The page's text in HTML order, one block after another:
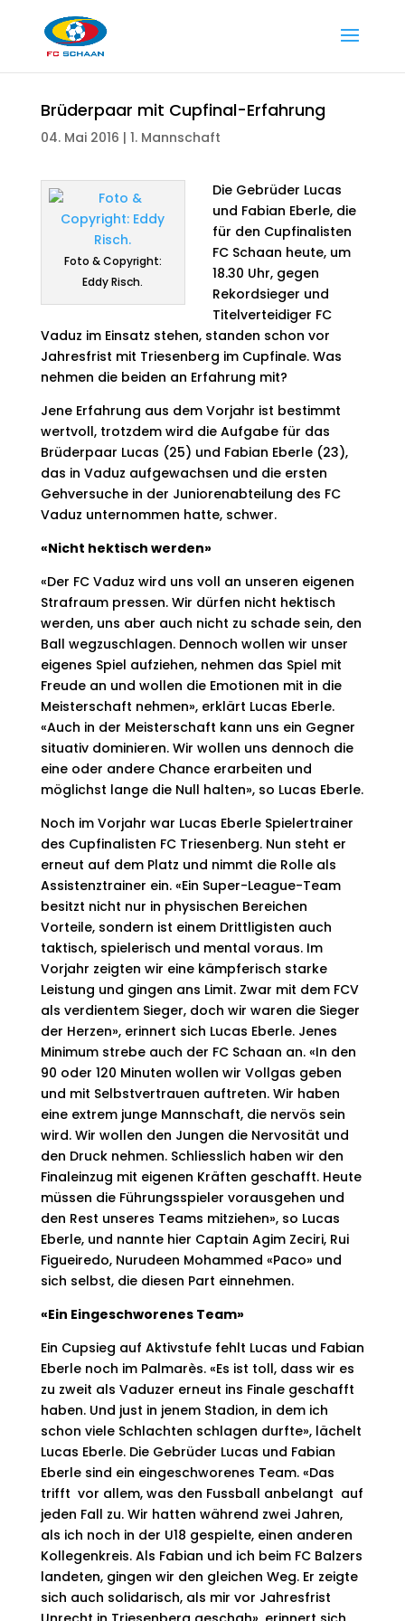
Brüderpaar mit Cupfinal-Erfahrung
04. Mai 2016 | 1. Mannschaft
Foto & Copyright:
Eddy Risch.
Die Gebrüder Lucas
und Fabian Eberle, die
für den Cupfinalisten
FC Schaan heute, um
18.30 Uhr, gegen
Rekordsieger und
Titelverteidiger FC
Vaduz im Einsatz stehen, standen schon vor
Jahresfrist mit Triesenberg im Cupfinale. Was
nehmen die beiden an Erfahrung mit?
Jene Erfahrung aus dem Vorjahr ist bestimmt
wertvoll, trotzdem wird die Aufgabe für das
Brüderpaar Lucas (25) und Fabian Eberle (23),
das in Vaduz aufgewachsen und die ersten
Gehversuche in der Juniorenabteilung des FC
Vaduz unternommen hatte, schwer.
«Nicht hektisch werden»
«Der FC Vaduz wird uns voll an unseren eigenen
Strafraum pressen. Wir dürfen nicht hektisch
werden, uns aber auch nicht zu schade sein, den
Ball wegzuschlagen. Dennoch wollen wir unser
eigenes Spiel aufziehen, nehmen das Spiel mit
Freude an und wollen die Emotionen mit in die
Meisterschaft nehmen», erklärt Lucas Eberle.
«Auch in der Meisterschaft kann uns ein Gegner
situativ dominieren. Wir wollen uns dennoch die
eine oder andere Chance erarbeiten und
möglichst lange die Null halten», so Lucas Eberle.
Noch im Vorjahr war Lucas Eberle Spielertrainer
des Cupfinalisten FC Triesenberg. Nun steht er
erneut auf dem Platz und nimmt die Rolle als
Assistenztrainer ein. «Ein Super-League-Team
besitzt nicht nur in physischen Bereichen
Vorteile, sondern ist einem Drittligisten auch
taktisch, spielerisch und mental voraus. Im
Vorjahr zeigten wir eine kämpferisch starke
Leistung und gingen ans Limit. Zwar mit dem FCV
als verdientem Sieger, doch wir waren die Sieger
der Herzen», erinnert sich Lucas Eberle. Jenes
Minimum strebe auch der FC Schaan an. «In den
90 oder 120 Minuten wollen wir Vollgas geben
und mit Selbstvertrauen auftreten. Wir haben
eine extrem junge Mannschaft, die nervös sein
wird. Wir wollen den Jungen die Nervosität und
den Druck nehmen. Schliesslich haben wir den
Finaleinzug mit eigenen Kräften geschafft. Heute
müssen die Führungsspieler vorausgehen und
den Rest unseres Teams mitziehen», so Lucas
Eberle, und nannte hier Captain Agim Zeciri, Rui
Figueiredo, Nurudeen Mohammed «Paco» und
sich selbst, die diesen Part einnehmen.
«Ein Eingeschworenes Team»
Ein Cupsieg auf Aktivstufe fehlt Lucas und Fabian
Eberle noch im Palmarès. «Es ist toll, dass wir es
zu zweit als Vaduzer erneut ins Finale geschafft
haben. Und just in jenem Stadion, in dem ich
schon viele Schlachten schlagen durfte», lächelt
Lucas Eberle. Die Gebrüder Lucas und Fabian
Eberle sind ein eingeschworenes Team. «Das
trifft  vor allem, was den Fussball anbelangt  auf
jeden Fall zu. Wir hatten während zwei Jahren,
als ich noch in der U18 gespielte, einen anderen
Kollegenkreis. Als Fabian und ich beim FC Balzers
landeten, gingen wir den gleichen Weg. Er zeigte
sich auch solidarisch, als mir vor Jahresfrist